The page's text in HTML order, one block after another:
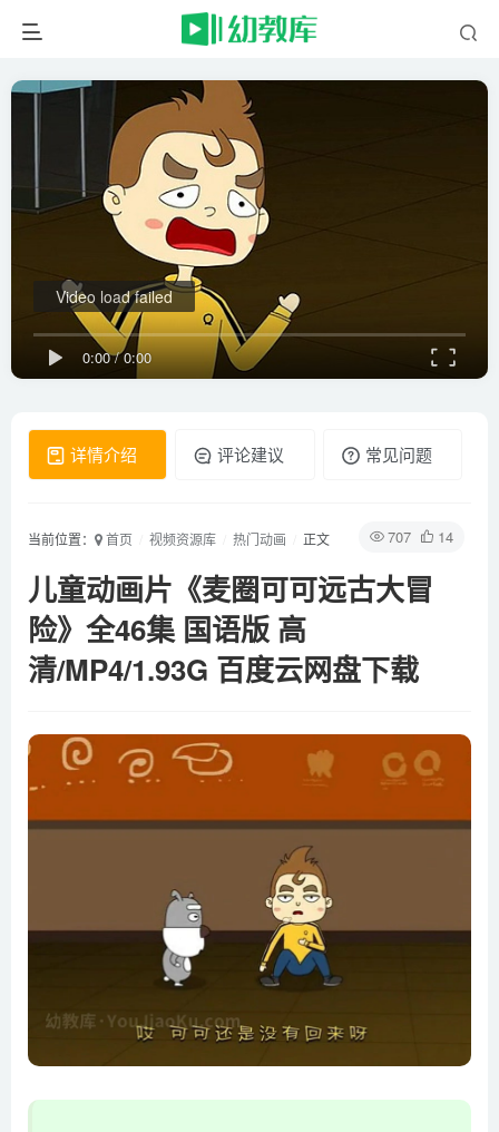
0:00/0:00
Video load failed
详情介绍 评论建议 常见问题
707 14
当前位置： 首页 视频资源库 热门动画 正文
儿童动画片《麦圈可可远古大冒
险》全46集 国语版 高
清/MP4/1.93G 百度云网盘下载